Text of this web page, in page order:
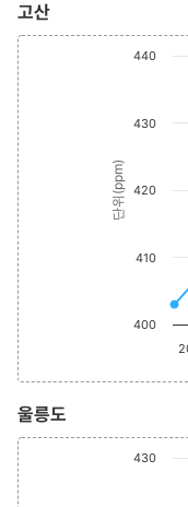
고산
Chart
The chart
The chart
단위(ppm)
400
410
420
430
440
울릉도
Chart
The chart
430